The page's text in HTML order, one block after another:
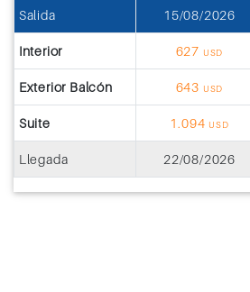
Salida 15/08/2026
Interior 627 USD
Exterior Balcón 643 USD
Suite 1.094 USD
Llegada 22/08/2026